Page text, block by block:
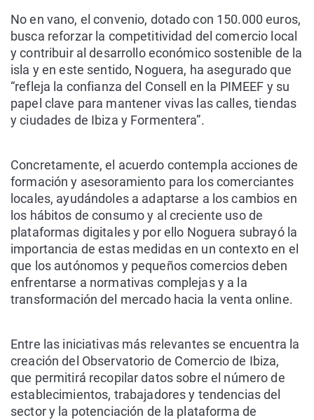
No en vano, el convenio, dotado con 150.000 euros,
busca reforzar la competitividad del comercio local
y contribuir al desarrollo económico sostenible de la
isla y en este sentido, Noguera, ha asegurado que
“refleja la confianza del Consell en la PIMEEF y su
papel clave para mantener vivas las calles, tiendas
y ciudades de Ibiza y Formentera”.
Concretamente, el acuerdo contempla acciones de
formación y asesoramiento para los comerciantes
locales, ayudándoles a adaptarse a los cambios en
los hábitos de consumo y al creciente uso de
plataformas digitales y por ello Noguera subrayó la
importancia de estas medidas en un contexto en el
que los autónomos y pequeños comercios deben
enfrentarse a normativas complejas y a la
transformación del mercado hacia la venta online.
Entre las iniciativas más relevantes se encuentra la
creación del Observatorio de Comercio de Ibiza,
que permitirá recopilar datos sobre el número de
establecimientos, trabajadores y tendencias del
sector y la potenciación de la plataforma de